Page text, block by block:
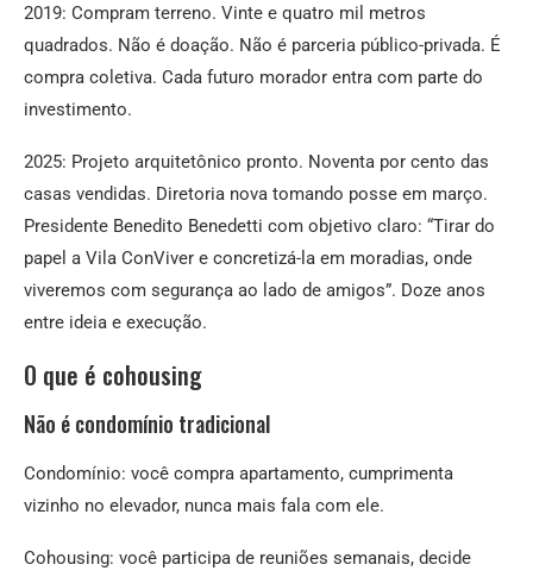
2019: Compram terreno. Vinte e quatro mil metros
quadrados. Não é doação. Não é parceria público-privada. É
compra coletiva. Cada futuro morador entra com parte do
investimento.
2025: Projeto arquitetônico pronto. Noventa por cento das
casas vendidas. Diretoria nova tomando posse em março.
Presidente Benedito Benedetti com objetivo claro: “Tirar do
papel a Vila ConViver e concretizá-la em moradias, onde
viveremos com segurança ao lado de amigos”. Doze anos
entre ideia e execução.
O que é cohousing
Não é condomínio tradicional
Condomínio: você compra apartamento, cumprimenta
vizinho no elevador, nunca mais fala com ele.
Cohousing: você participa de reuniões semanais, decide